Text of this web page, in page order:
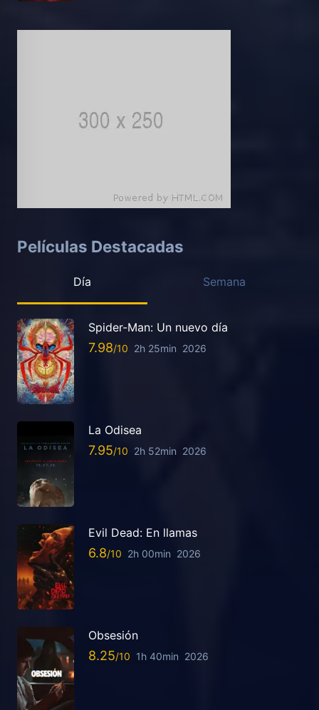
Películas Destacadas
Día Semana
Spider-Man: Un nuevo día
7.98 2h 25min 2026
La Odisea
7.95 2h 52min 2026
Evil Dead: En llamas
6.8 2h 00min 2026
Obsesión
8.25 1h 40min 2026